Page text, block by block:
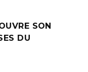
SON
DU